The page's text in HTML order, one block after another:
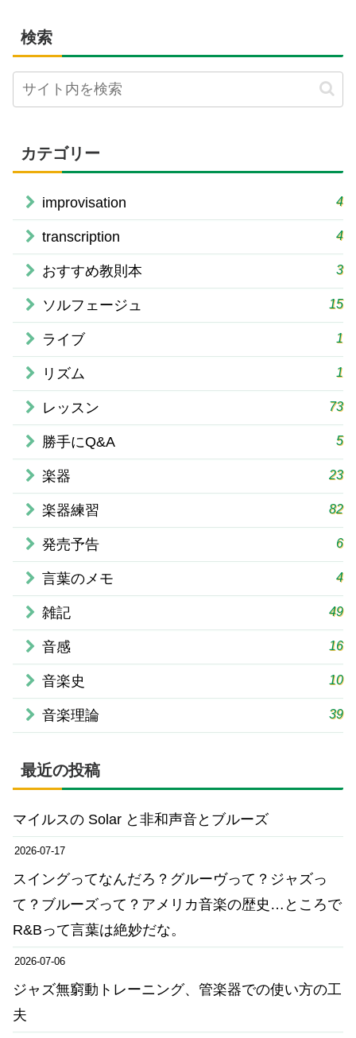
検索
カテゴリー
improvisation 4
transcription 4
おすすめ教則本 3
ソルフェージュ 15
ライブ 1
リズム 1
レッスン 73
勝手にQ&A 5
楽器 23
楽器練習 82
発売予告 6
言葉のメモ 4
雑記 49
音感 16
音楽史 10
音楽理論 39
最近の投稿
マイルスの Solar と非和声音とブルーズ
2026-07-17
スイングってなんだろ？グルーヴって？ジャズっ
て？ブルーズって？アメリカ音楽の歴史…ところで
R&Bって言葉は絶妙だな。
2026-07-06
ジャズ無窮動トレーニング、管楽器での使い方の工
夫